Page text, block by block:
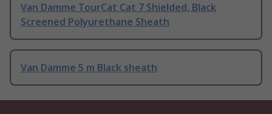
Van Damme TourCat Cat 7 Shielded, Black
Screened Polyurethane Sheath
Van Damme 5 m Black sheath